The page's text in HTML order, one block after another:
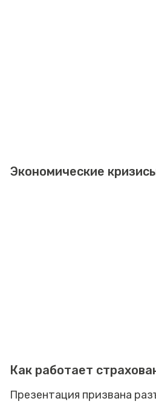
Экономические
Как работает
Презентация призвана